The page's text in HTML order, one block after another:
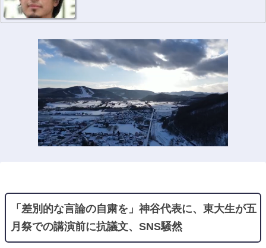
「差別的な言論の自粛を」神谷代表に、東大生が五
月祭での講演前に抗議文、SNS騒然